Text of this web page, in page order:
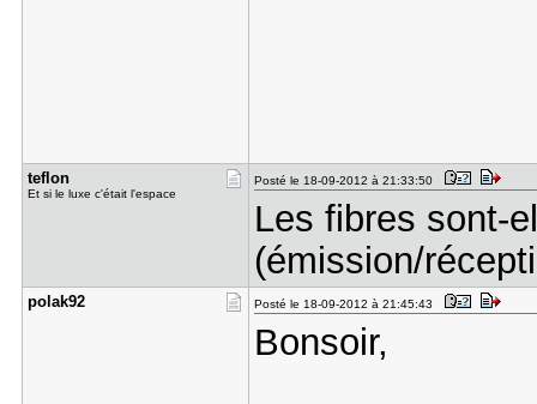
teflon
Et si le luxe c'était l'espace
Posté le 18-09-2012 à 21:33:50
Les fibres sont-
(émission/
polak92 Posté le 18-09-2012 à 21:45:43
Bonsoir,